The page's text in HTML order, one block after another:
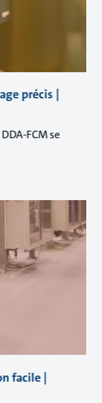
précis |
FCM se
facile |